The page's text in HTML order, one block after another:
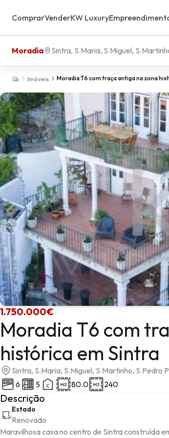
ComprarVenderKW Luxury
Imóveis Moradia T6 com traça antiga na zona
Moradia Sintra, S.Maria, S.Miguel,
1.750.000€
Moradia T6 com
histórica em Sintra
Sintra, S.Maria, S.Miguel, S.Martinho, S.Pedro
6
5 80.0 240
Descrição
Estado
Renovado
Maravilhosa casa no centro de Sintra construída